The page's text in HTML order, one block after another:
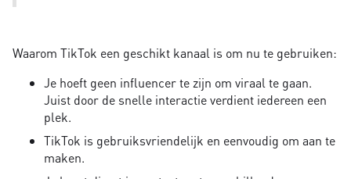
Waarom TikTok een geschikt kanaal is om nu te gebruiken:
Je hoeft geen influencer te zijn om viraal te gaan.
Juist door de snelle interactie verdient iedereen een
plek.
TikTok is gebruiksvriendelijk en eenvoudig om aan te
maken.